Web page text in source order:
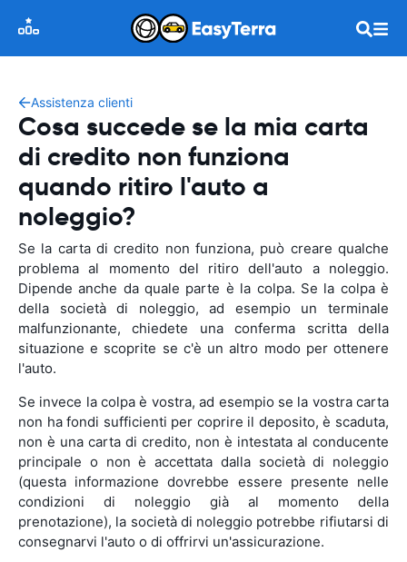
Assistenza clienti
Cosa succede se la mia carta
di credito non funziona
quando ritiro l'auto a
noleggio?
Se la carta di credito non funziona, può creare qualche
problema al momento del ritiro dell'auto a noleggio.
Dipende anche da quale parte è la colpa. Se la colpa è
della società di noleggio, ad esempio un terminale
malfunzionante, chiedete una conferma scritta della
situazione e scoprite se c'è un altro modo per ottenere
l'auto.
Se invece la colpa è vostra, ad esempio se la vostra carta
non ha fondi sufficienti per coprire il deposito, è scaduta,
non è una carta di credito, non è intestata al conducente
principale o non è accettata dalla società di noleggio
(questa informazione dovrebbe essere presente nelle
condizioni di noleggio già al momento della
prenotazione), la società di noleggio potrebbe rifiutarsi di
consegnarvi l'auto o di offrirvi un'assicurazione.